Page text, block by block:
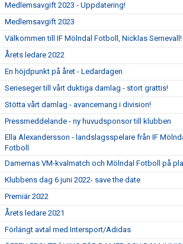
Medlemsavgift 2023 - Uppdatering!
Medlemsavgift 2023
Välkommen till IF Mölndal Fotboll, Nicklas Sernevall!
Årets ledare 2022
En höjdpunkt på året - Ledardagen
Serieseger till vårt duktiga damlag - stort grattis!
Stötta vårt damlag - avancemang i division!
Pressmeddelande - ny huvudsponsor till klubben
Ella Alexandersson - landslagsspelare från IF
Fotboll
Damernas VM-kvalmatch och Mölndal Fotboll på
Klubbens dag 6 juni 2022- save the date
Premiär 2022
Årets ledare 2021
Förlängt avtal med Intersport/Adidas